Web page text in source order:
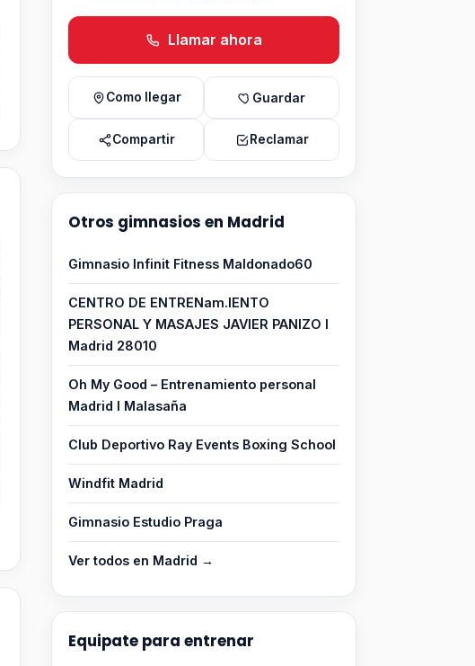
Llamar ahora
Como llegar Guardar
Compartir Reclamar
Otros gimnasios en Madrid
Gimnasio Infinit Fitness Maldonado60
CENTRO DE ENTRENam.IENTO
PERSONAL Y MASAJES JAVIER PANIZO I
Madrid 28010
Oh My Good – Entrenamiento personal
Madrid I Malasaña
Club Deportivo Ray Events Boxing School
Windfit Madrid
Gimnasio Estudio Praga
Ver todos en Madrid →
Equipate para entrenar